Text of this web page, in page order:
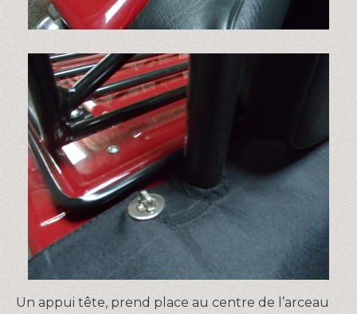
Un appui tête, prend place au centre de l’arceau